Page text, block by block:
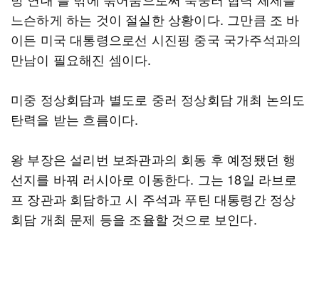
느슨하게 하는 것이 절실한 상황이다. 그만큼 조 바
이든 미국 대통령으로선 시진핑 중국 국가주석과의
만남이 필요해진 셈이다.
미중 정상회담과 별도로 중러 정상회담 개최 논의도
탄력을 받는 흐름이다.
왕 부장은 설리번 보좌관과의 회동 후 예정됐던 행
선지를 바꿔 러시아로 이동한다. 그는 18일 라브로
프 장관과 회담하고 시 주석과 푸틴 대통령간 정상
회담 개최 문제 등을 조율할 것으로 보인다.